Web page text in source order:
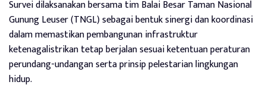
Survei dilaksanakan bersama tim Balai Besar Taman Nasional
Gunung Leuser (TNGL) sebagai bentuk sinergi dan koordinasi
dalam memastikan pembangunan infrastruktur
ketenagalistrikan tetap berjalan sesuai ketentuan peraturan
perundang-undangan serta prinsip pelestarian lingkungan
hidup.